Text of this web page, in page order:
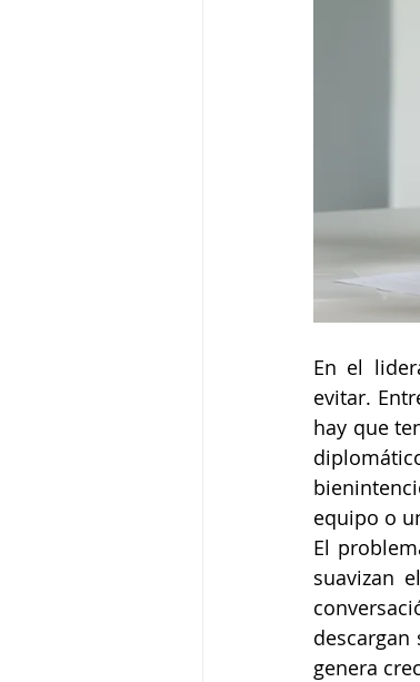
En el
evitar.
hay que
equipo o
El
suavizan
descargan
genera